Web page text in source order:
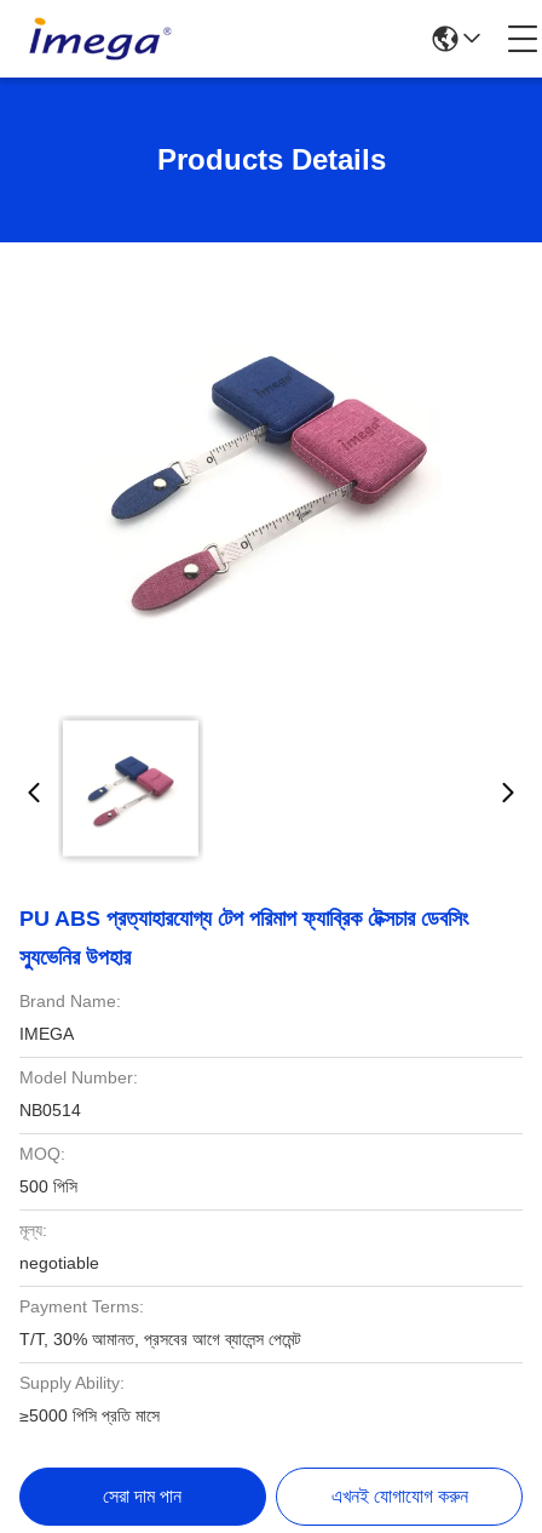
Products Details
PU ABS প্রত্যাহারযোগ্য টেপ পরিমাপ ফ্যাব্রিক টেক্সচার ডেবসিং
স্যুভেনির উপহার
Brand Name:
IMEGA
Model Number:
NB0514
MOQ:
500 পিসি
মূল্য:
negotiable
Payment Terms:
T/T, 30% আমানত, প্রসবের আগে ব্যালেন্স পেমেন্ট
Supply Ability:
≥5000 পিসি প্রতি মাসে
সেরা দাম পান এখনই যোগাযোগ করুন